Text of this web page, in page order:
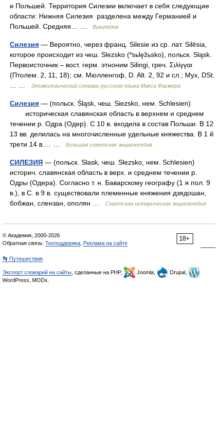
и Польшей. Территория Силезии включает в себя следующие
области: Нижняя Силезия разделена между Германией и
Польшей. Средняя… …
Википедия
Силезия — Вероятно, через франц. Silesiе из ср. лат. Silēsia,
которое происходит из чеш. Slezskо (*sьlęžьsko), польск. Sląsk.
Первоисточник – вост. герм. этноним Silingi, греч. Σιλίγγαι
(Птолем. 2, 11, 18); см. Мюлленгоф, D. Alt. 2, 92 и сл.; Мух, DSt.
Этимологический словарь русского языка Макса Фасмера
Силезия — (польск. Śląsk, чеш. Siezsko, нем. Schlesien)
историческая славянская область в верхнем и среднем
течении р. Одра (Одер). С 10 в. входила в состав Польши. В 12
13 вв. делилась на многочисленные удельные княжества. В 1 й
трети 14 в.… …
Большая советская энциклопедия
СИЛЕЗИЯ — (польск. Slask, чеш. Slezsko, нем. Schlesien)
историч. славянская область в верх. и среднем течении р.
Одры (Одера). Согласно т. н. Баварскому географу (1 я пол. 9
в.), в С. в 9 в. существовали племенные княжения дзядошан,
бобжан, слензан, ополян …
Советская историческая энциклопедия
18+
© Академик, 2000-2026
Обратная связь: Техподдержка Реклама на сайте
👣 Путешествия
Экспорт словарей на сайты , сделанные на PHP, Joomla,
Drupal,
WordPress, MODx.